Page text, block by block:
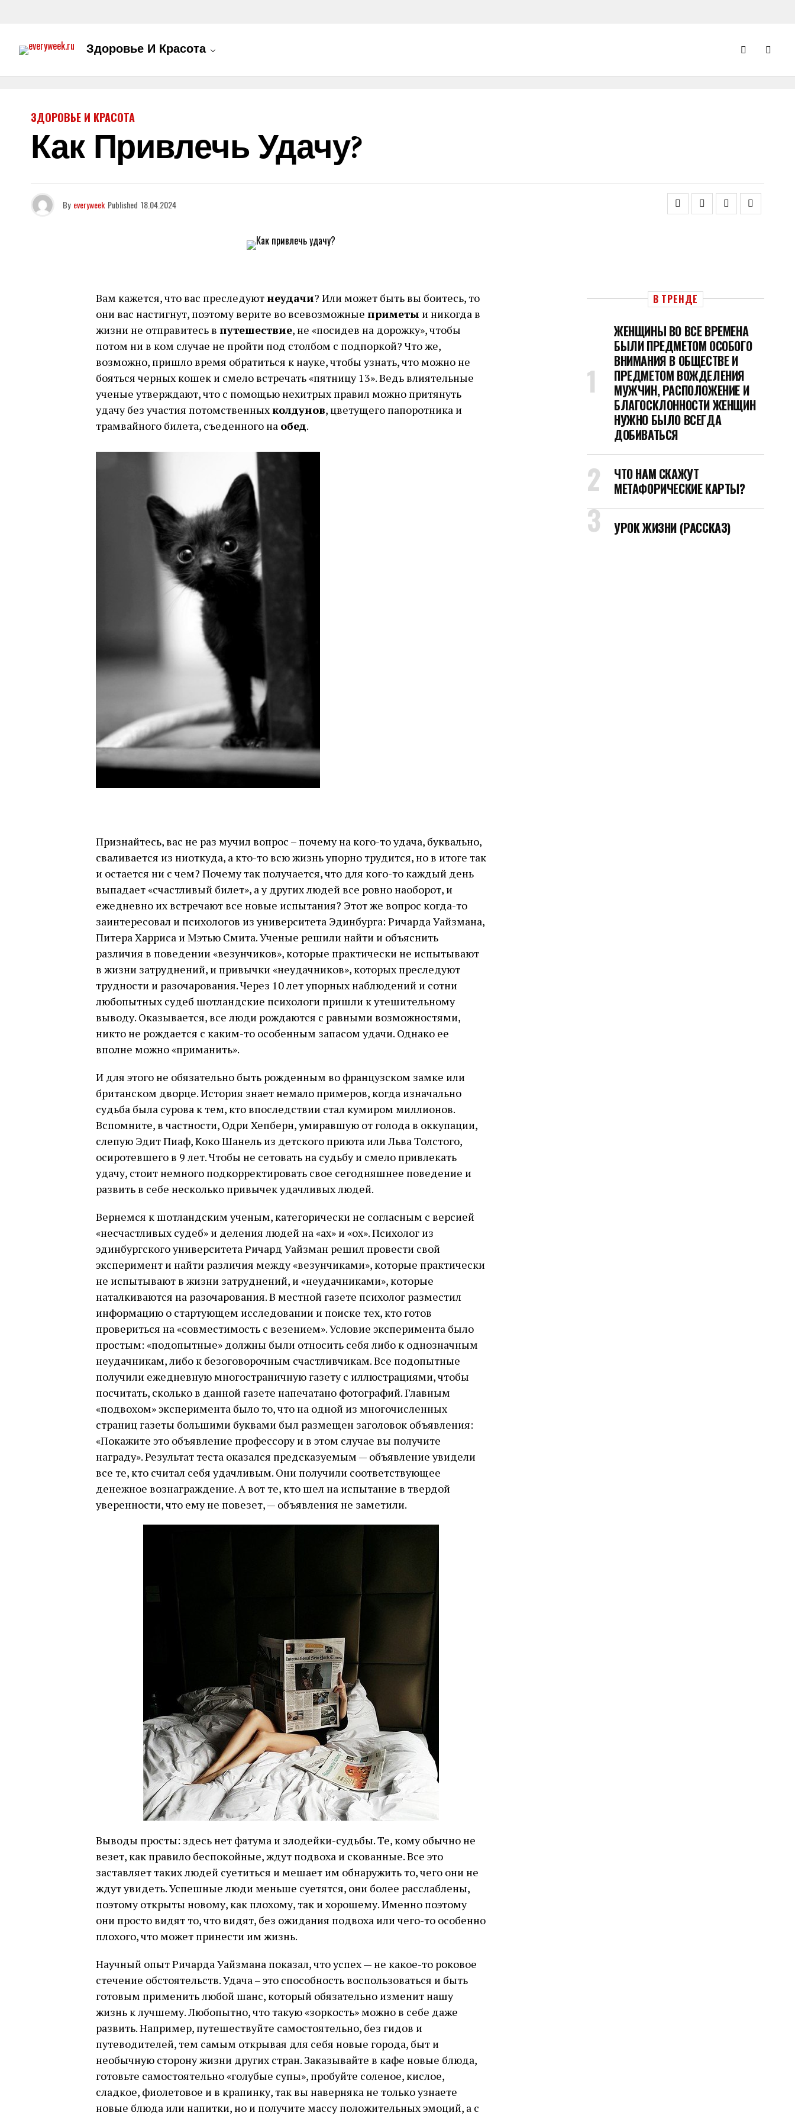
Здоровье И Красота
ЗДОРОВЬЕ И КРАСОТА
Как Привлечь Удачу?
By everyweek Published 18.04.2024
Вам кажется, что вас преследуютнеудачи? Или может быть вы боитесь, то
они вас настигнут, поэтому верите во всевозможные приметы и никогда в
жизни не отправитесь в путешествие, не «посидев на дорожку», чтобы
потом ни в ком случае не пройти под столбом с подпоркой? Что же,
возможно, пришло время обратиться к науке, чтобы узнать, что можно не
бояться черных кошек и смело встречать «пятницу 13». Ведь влиятельные
ученые утверждают, что с помощью нехитрых правил можно притянуть
удачу без участия потомственныхколдунов, цветущего папоротника и
трамвайного билета, съеденного на обед.
Признайтесь, вас не раз мучил вопрос – почему на кого-то удача, буквально,
сваливается из ниоткуда, а кто-то всю жизнь упорно трудится, но в итоге так
и остается ни с чем? Почему так получается, что для кого-то каждый день
выпадает «счастливый билет», а у других людей все ровно наоборот, и
ежедневно их встречают все новые испытания? Этот же вопрос когда-то
заинтересовал и психологов из университета Эдинбурга: Ричарда Уайзмана,
Питера Харриса и Мэтью Смита. Ученые решили найти и объяснить
различия в поведении «везунчиков», которые практически не испытывают
в жизни затруднений, и привычки «неудачников», которых преследуют
трудности и разочарования. Через 10 лет упорных наблюдений и сотни
любопытных судеб шотландские психологи пришли к утешительному
выводу. Оказывается, все люди рождаются с равными возможностями,
никто не рождается с каким-то особенным запасом удачи. Однако ее
вполне можно «приманить».
И для этого не обязательно быть рожденным во французском замке или
британском дворце. История знает немало примеров, когда изначально
судьба была сурова к тем, кто впоследствии стал кумиром миллионов.
Вспомните, в частности, Одри Хепберн, умиравшую от голода в оккупации,
слепую Эдит Пиаф, Коко Шанель из детского приюта или Льва Толстого,
осиротевшего в 9 лет. Чтобы не сетовать на судьбу и смело привлекать
удачу, стоит немного подкорректировать свое сегодняшнее поведение и
развить в себе несколько привычек удачливых людей.
Вернемся к шотландским ученым, категорически не согласным с версией
«несчастливых судеб» и деления людей на «ах» и «ох». Психолог из
эдинбургского университета Ричард Уайзман решил провести свой
эксперимент и найти различия между «везунчиками», которые практически
не испытывают в жизни затруднений, и «неудачниками», которые
наталкиваются на разочарования. В местной газете психолог разместил
информацию о стартующем исследовании и поиске тех, кто готов
провериться на «совместимость с везением». Условие эксперимента было
простым: «подопытные» должны были относить себя либо к однозначным
неудачникам, либо к безоговорочным счастливчикам. Все подопытные
получили ежедневную многостраничную газету с иллюстрациями, чтобы
посчитать, сколько в данной газете напечатано фотографий. Главным
«подвохом» эксперимента было то, что на одной из многочисленных
страниц газеты большими буквами был размещен заголовок объявления:
«Покажите это объявление профессору и в этом случае вы получите
награду». Результат теста оказался предсказуемым — объявление увидели
все те, кто считал себя удачливым. Они получили соответствующее
денежное вознаграждение. А вот те, кто шел на испытание в твердой
уверенности, что ему не повезет, — объявления не заметили.
Выводы просты: здесь нет фатума и злодейки-судьбы. Те, кому обычно не
везет, как правило беспокойные, ждут подвоха и скованные. Все это
заставляет таких людей суетиться и мешает им обнаружить то, чего они не
ждут увидеть. Успешные люди меньше суетятся, они более расслаблены,
поэтому открыты новому, как плохому, так и хорошему. Именно поэтому
они просто видят то, что видят, без ожидания подвоха или чего-то особенно
плохого, что может принести им жизнь.
Научный опыт Ричарда Уайзмана показал, что успех — не какое-то роковое
стечение обстоятельств. Удача – это способность воспользоваться и быть
готовым применить любой шанс, который обязательно изменит нашу
жизнь к лучшему. Любопытно, что такую «зоркость» можно в себе даже
развить. Например, путешествуйте самостоятельно, без гидов и
путеводителей, тем самым открывая для себя новые города, быт и
необычную сторону жизни других стран. Заказывайте в кафе новые блюда,
готовьте самостоятельно «голубые супы», пробуйте соленое, кислое,
сладкое, фиолетовое и в крапинку, так вы наверняка не только узнаете
новые блюда или напитки, но и получите массу положительных эмоций, а с
В ТРЕНДЕ
ЖЕНЩИНЫ ВО ВСЕ ВРЕМЕНА
БЫЛИ ПРЕДМЕТОМ ОСОБОГО
ВНИМАНИЯ В ОБЩЕСТВЕ И
ПРЕДМЕТОМ ВОЖДЕЛЕНИЯ
МУЖЧИН, РАСПОЛОЖЕНИЕ И
БЛАГОСКЛОННОСТИ ЖЕНЩИН
НУЖНО БЫЛО ВСЕГДА
ДОБИВАТЬСЯ
ЧТО НАМ СКАЖУТ
МЕТАФОРИЧЕСКИЕ КАРТЫ?
УРОК ЖИЗНИ (РАССКАЗ)